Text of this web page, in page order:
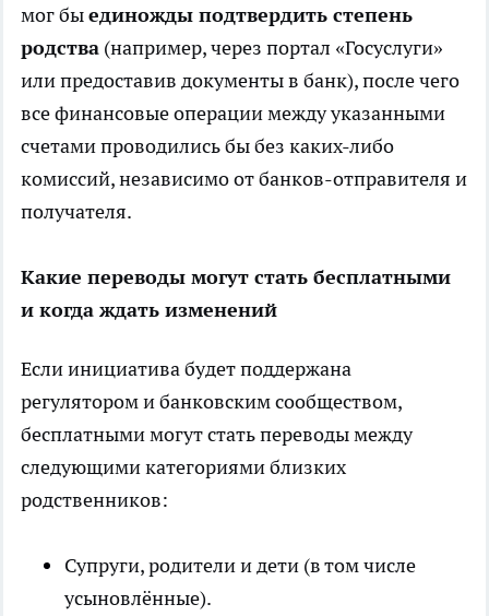
мог быединожды подтвердить степень
родства (например, через портал «Госуслуги»
или предоставив документы в банк), после чего
все финансовые операции между указанными
счетами проводились бы без каких-либо
комиссий, независимо от банков-отправителя и
получателя.
Какие переводы могут стать бесплатными
и когда ждать изменений
Если инициатива будет поддержана
регулятором и банковским сообществом,
бесплатными могут стать переводы между
следующими категориями близких
родственников:
Супруги, родители и дети (в том числе
усыновлённые).